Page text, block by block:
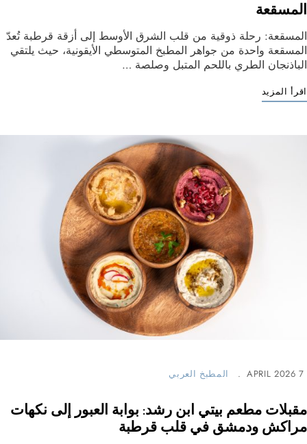
المسقعة
المسقعة: رحلة ذوقية من قلب الشرق الأوسط إلى أزقة قرطبة تُعدّ
المسقعة واحدة من جواهر المطبخ المتوسطي الأيقونية، حيث يلتقي
الباذنجان الطري باللحم المتبل وصلصة …
اقرأ المزيد
7 APRIL 2026 المطبخ العربي
مقبلات مطعم بيتي ابن رشد: بوابة العبور إلى نكهات
مراكش ودمشق في قلب قرطبة